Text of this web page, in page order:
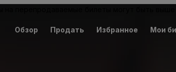
Обзор Продать Избранное Мои